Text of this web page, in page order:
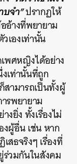
บจำ”ปรากฏให้
อ้างที่พยายาม
เองเท่านั้น
พศหญิงได้อย่าง
เท่านั้นที่ถูก
ามารถเป็นทั้งผู้
รพยายาม
งยิ่ง ทั้งเรื่องไม่
งผู้อื่น เช่น หาก
สธจริงๆ เรื่องที่
ร่วมกันในสังคม